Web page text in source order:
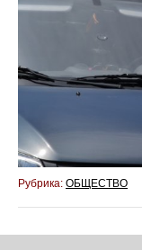
Рубрика: ОБЩЕСТВО